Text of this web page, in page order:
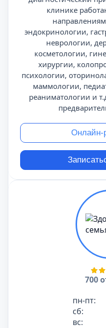
клинике
эндокринологии,
неврологии,
косметологии,
хирургии,
психологии,
маммологии,
реаниматологии и
Онлайн-
700
пн-пт:
сб:
вс: